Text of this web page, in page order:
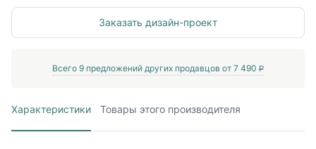
Заказать дизайн-проект
Всего 9 предложений других продавцов от 7 490 P
Характеристики Товары этого производителя